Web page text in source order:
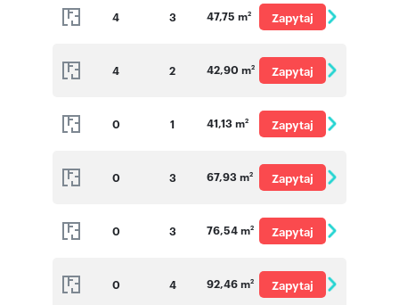
4 3 47,75 m2
Zapytaj
4 2 42,90 m2
Zapytaj
0 1 41,13 m2
Zapytaj
0 3 67,93 m2
Zapytaj
0 3 76,54 m2
Zapytaj
0 4 92,46 m2
Zapytaj